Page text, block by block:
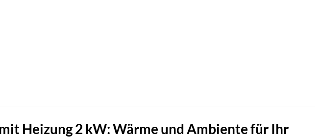
Heizung 2 kW: Wärme und Ambiente für Ihr